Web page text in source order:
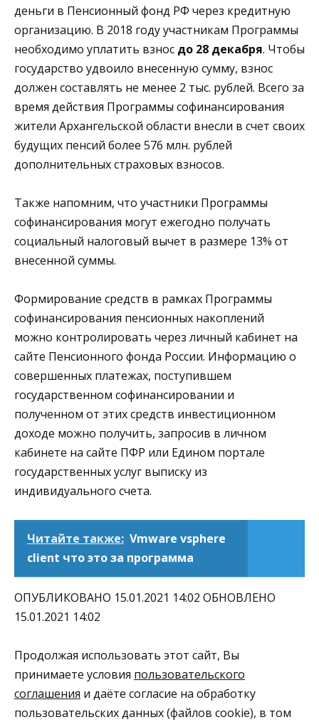
деньги в Пенсионный фонд РФ через кредитную
организацию. В 2018 году участникам Программы
необходимо уплатить взнос до 28 декабря. Чтобы
государство удвоило внесенную сумму, взнос
должен составлять не менее 2 тыс. рублей. Всего за
время действия Программы софинансирования
жители Архангельской области внесли в счет своих
будущих пенсий более 576 млн. рублей
дополнительных страховых взносов.
Также напомним, что участники Программы
софинансирования могут ежегодно получать
социальный налоговый вычет в размере 13% от
внесенной суммы.
Формирование средств в рамках Программы
софинансирования пенсионных накоплений
можно контролировать через личный кабинет на
сайте Пенсионного фонда России. Информацию о
совершенных платежах, поступившем
государственном софинансировании и
полученном от этих средств инвестиционном
доходе можно получить, запросив в личном
кабинете на сайте ПФР или Едином портале
государственных услуг выписку из
индивидуального счета.
Читайте также: Vmware vsphere
client что это за программа
ОПУБЛИКОВАНО 15.01.2021 14:02 ОБНОВЛЕНО
15.01.2021 14:02
Продолжая использовать этот сайт, Вы
принимаете условия пользовательского
соглашения и даёте согласие на обработку
пользовательских данных (файлов cookie), в том